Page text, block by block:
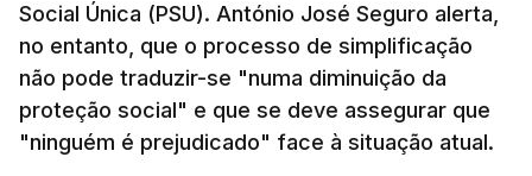
Social Única (PSU). António José Seguro alerta,
no entanto, que o processo de simplificação
não pode traduzir-se "numa diminuição da
proteção social" e que se deve assegurar que
"ninguém é prejudicado" face à situação atual.